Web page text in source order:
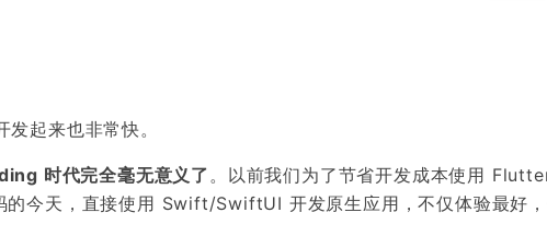
起来也非常快。
时代完全毫无意义了。以前我们为了节省开发成本使用
今天，直接使用 Swift/SwiftUI 开发原生应用，不仅体验最好